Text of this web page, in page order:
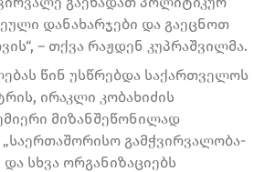
დანახარჯები და გაეცნოთ
– თქვა რაჟდენ კუპრაშვილმა.
წინ უსწრებდა საქართველოს
ირაკლი კობახიძის
მიზანშეწონილად
გამჭვირვალობა-
სხვა ორგანიზაციებს